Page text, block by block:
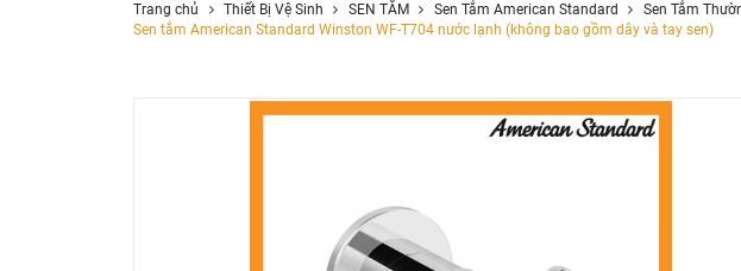
Trang chủ Thiết Bị Vệ Sinh SEN TẮM Sen Tắm American Standard
Sen Tắm
Sen tắm American Standard Winston WF-T704 nước lạnh (không bao gồm dây và tay sen)